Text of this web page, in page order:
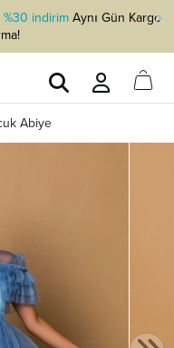
indirimAynı Gün Kargo
Abiye